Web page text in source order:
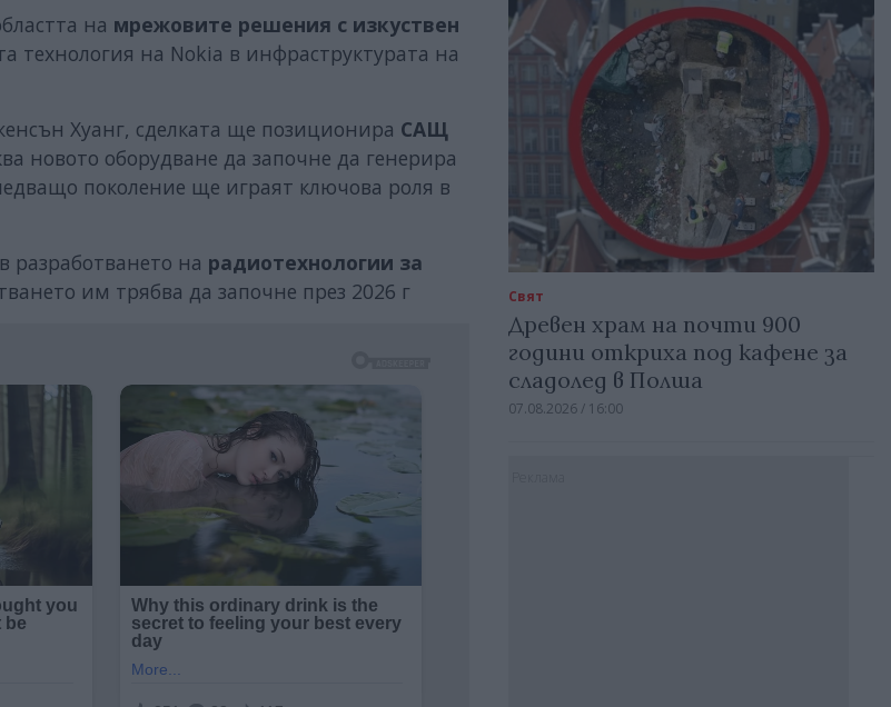
на мрежовите решения с изкуствен
технология на Nokia в инфраструктурата на
Хуанг, сделката ще позиционира САЩ
новото оборудване да започне да генерира
поколение ще играят ключова роля в
разработването на радиотехнологии за
им трябва да започне през 2026 г Свят
Древен храм на почти 900
години откриха под кафене за
сладолед в Полша
07.08.2026 / 16:00